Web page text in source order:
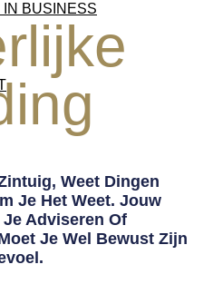
IN BUSINESS
Weet Dingen
Je Het Weet. Jouw
Adviseren Of
Je Wel Bewust Zijn